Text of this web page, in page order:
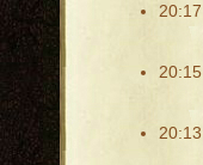
20:17
20:15
20:13